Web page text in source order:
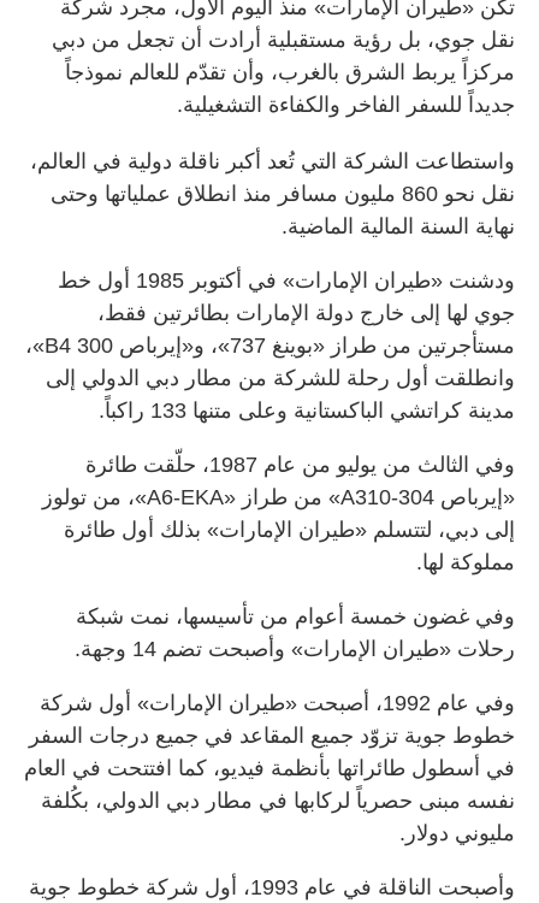
تكن «طيران الإمارات» منذ اليوم الأول، مجرد شركة
نقل جوي، بل رؤية مستقبلية أرادت أن تجعل من دبي
مركزاً يربط الشرق بالغرب، وأن تقدّم للعالم نموذجاً
جديداً للسفر الفاخر والكفاءة التشغيلية.
واستطاعت الشركة التي تُعد أكبر ناقلة دولية في العالم،
نقل نحو 860 مليون مسافر منذ انطلاق عملياتها وحتى
نهاية السنة المالية الماضية.
ودشنت «طيران الإمارات» في أكتوبر 1985 أول خط
جوي لها إلى خارج دولة الإمارات بطائرتين فقط،
مستأجرتين من طراز «بوينغ 737»، و«إيرباص B4 300»،
وانطلقت أول رحلة للشركة من مطار دبي الدولي إلى
مدينة كراتشي الباكستانية وعلى متنها 133 راكباً.
وفي الثالث من يوليو من عام 1987، حلّقت طائرة
«إيرباص A310-304» من طراز «A6-EKA»، من تولوز
إلى دبي، لتتسلم «طيران الإمارات» بذلك أول طائرة
مملوكة لها.
وفي غضون خمسة أعوام من تأسيسها، نمت شبكة
رحلات «طيران الإمارات» وأصبحت تضم 14 وجهة.
وفي عام 1992، أصبحت «طيران اﻹمارات» أول شركة
خطوط جوية تزوّد جميع المقاعد في جميع درجات السفر
في أسطول طائراتها بأنظمة فيديو، كما افتتحت في العام
نفسه مبنى حصرياً لركابها في مطار دبي الدولي، بكُلفة
مليوني دولار.
وأصبحت الناقلة في عام 1993، أول شركة خطوط جوية